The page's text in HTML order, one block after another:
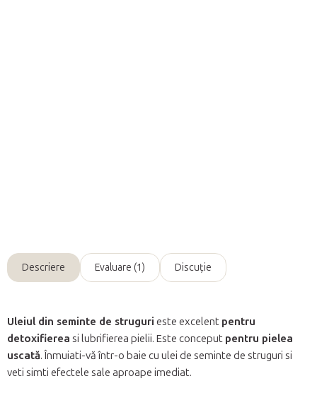
Descriere Evaluare (1) Discuţie
Uleiul din seminte de struguri este excelent pentru
detoxifierea si lubrifierea pielii. Este conceput pentru pielea
uscată. Înmuiati-vă într-o baie cu ulei de seminte de struguri si
veti simti efectele sale aproape imediat.